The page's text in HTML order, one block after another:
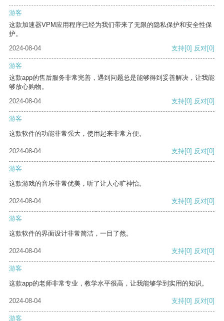
游客
这款加速器VPM应用程序已经为我们带来了无限的隐私保护和安全性保
护。
2024-08-04
支持[0] 反对[0]
游客
这款app的售后服务非常完善，遇到问题总是能够得到妥善解决，让我能
够放心购物。
2024-08-04
支持[0] 反对[0]
游客
这款软件的功能非常强大，使用起来非常方便。
2024-08-04 支持[0] 反对[0]
游客
这款游戏的音乐非常优美，听了让人心旷神怡。
2024-08-04 支持[0] 反对[0]
游客
这款软件的界面设计非常简洁，一目了然。
2024-08-04 支持[0] 反对[0]
游客
这款app的老师非常专业，教学水平很高，让我能够学到实用的知识。
2024-08-04 支持[0] 反对[0]
游客